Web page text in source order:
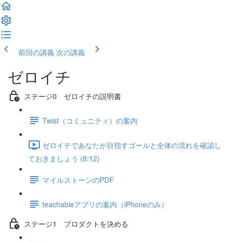
前回の講義 次の講義
ゼロイチ
ステージ0 ゼロイチの説明書
Twist（コミュニティ）の案内
ゼロイチであなたが目指すゴールと全体の流れを確認し
ておきましょう (8:12)
マイルストーンのPDF
teachableアプリの案内（iPhoneのみ）
ステージ1 プロダクトを決める